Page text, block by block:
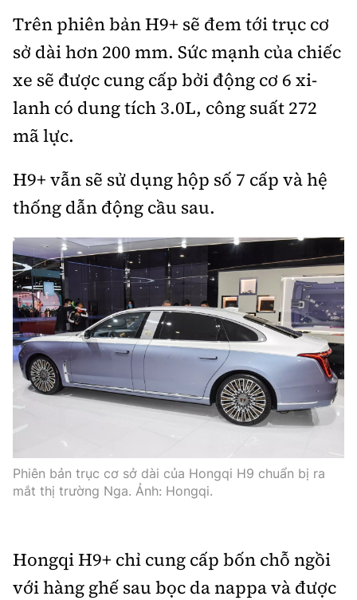
Chuyên trang của Báo Xây dựng
Tòa soạn: Số 2 Nguyễn Công Hoan, phường Giảng Võ,
Hotline: 0967 376 459;
Liên hệ quảng cáo phát hành: 0915.057.282
Thông tin tòa soạn
Trên phiên bản H9+ sẽ đem tới trục cơ
sở dài hơn 200 mm. Sức mạnh của chiếc
xe sẽ được cung cấp bởi động cơ 6 xi-
lanh có dung tích 3.0L, công suất 272
mã lực.
H9+ vẫn sẽ sử dụng hộp số 7 cấp và hệ
thống dẫn động cầu sau.
Phiên bản trục cơ sở dài của Hongqi H9 chuẩn bị ra
mắt thị trường Nga. Ảnh: Hongqi.
Hongqi H9+ chỉ cung cấp bốn chỗ ngồi
với hàng ghế sau bọc da nappa và được